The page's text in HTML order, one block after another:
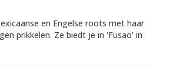
en Engelse roots met haar
prikkelen. Ze biedt je in 'Fusao' in